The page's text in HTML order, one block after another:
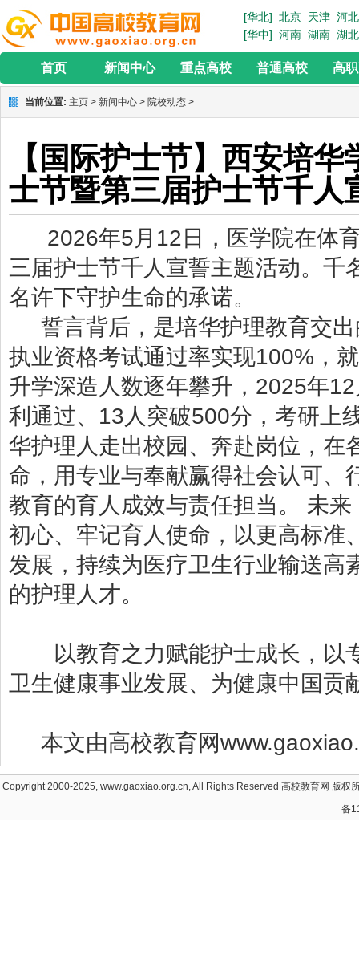
[华北] 北京 天津 河北
[华中] 河南 湖南 湖北
首页 新闻中心 重点高校 普通高校 高
当前位置: 主页 > 新闻中心 > 院校动态 >
【国际护士节】西安培
士节暨第三届护士节千人
2026年5月12日，医学院在体
三届护士节千人宣誓主题活动。千
名许下守护生命的承诺。
誓言背后，是培华护理教育交出
执业资格考试通过率实现100%，
升学深造人数逐年攀升，2025年
利通过、13人突破500分，考研上
华护理人走出校园、奔赴岗位，在
命，用专业与奉献赢得社会认可、
教育的育人成效与责任担当。 未
初心、牢记育人使命，以更高标准
发展，持续为医疗卫生行业输送高
的护理人才。
以教育之力赋能护士成长，以
卫生健康事业发展、为健康中国贡
本文由高校教育网
Copyright 2000-2025, www.gaoxiao.org.cn, All Rights Reserved 高校教育网 版权
备